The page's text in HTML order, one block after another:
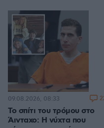
Το σπίτι του τρόμου στο
Άινταχο: Η νύχτα που
09.08.2026, 08:33